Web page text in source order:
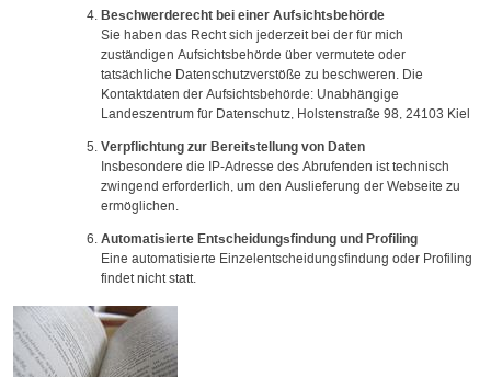
Beschwerderecht bei einer Aufsichtsbehörde
Sie haben das Recht sich jederzeit bei der für mich
zuständigen Aufsichtsbehörde über vermutete oder
tatsächliche Datenschutzverstöße zu beschweren. Die
Kontaktdaten der Aufsichtsbehörde: Unabhängige
Landeszentrum für Datenschutz, Holstenstraße 98, 24103 Kiel
Verpflichtung zur Bereitstellung von Daten
Insbesondere die IP-Adresse des Abrufenden ist technisch
zwingend erforderlich, um den Auslieferung der Webseite zu
ermöglichen.
Automatisierte Entscheidungsfindung und Profiling
Eine automatisierte Einzelentscheidungsfindung oder Profiling
findet nicht statt.